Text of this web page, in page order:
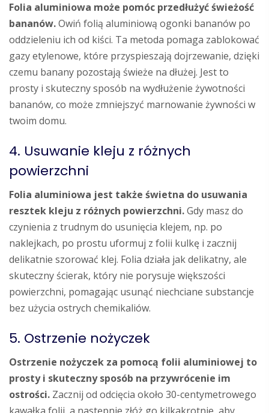
Folia aluminiowa może pomóc przedłużyć świeżość
bananów.Owiń folią aluminiową ogonki bananów po
oddzieleniu ich od kiści. Ta metoda pomaga zablokować
gazy etylenowe, które przyspieszają dojrzewanie, dzięki
czemu banany pozostają świeże na dłużej. Jest to
prosty i skuteczny sposób na wydłużenie żywotności
bananów, co może zmniejszyć marnowanie żywności w
twoim domu.
4. Usuwanie kleju z różnych
powierzchni
Folia aluminiowa jest także świetna do usuwania
resztek kleju z różnych powierzchni.Gdy masz do
czynienia z trudnym do usunięcia klejem, np. po
naklejkach, po prostu uformuj z folii kulkę i zacznij
delikatnie szorować klej. Folia działa jak delikatny, ale
skuteczny ścierak, który nie porysuje większości
powierzchni, pomagając usunąć niechciane substancje
bez użycia ostrych chemikaliów.
5. Ostrzenie nożyczek
Ostrzenie nożyczek za pomocą folii aluminiowej to
prosty i skuteczny sposób na przywrócenie im
ostrości. Zacznij od odcięcia około 30-centymetrowego